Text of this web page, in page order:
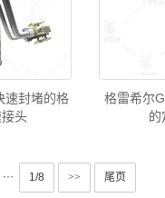
速封堵的格
头
格雷希尔
的
··· 1/8 >> 尾页